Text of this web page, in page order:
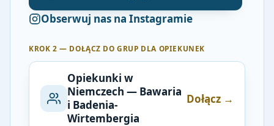
Obserwuj nas na Instagramie
KROK 2 — DOŁĄCZ DO GRUP DLA OPIEKUNEK
Opiekunki w
Niemczech — Bawaria
i Badenia-
Wirtembergia
Dołącz →